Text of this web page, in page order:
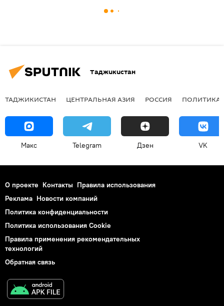
Таджикистан
ТАДЖИКИСТАН ЦЕНТРАЛЬНАЯ АЗИЯ РОССИЯ ПОЛИТИКА
Макс Telegram Дзен VK
О проекте Контакты Правила использования
Реклама Новости компаний
Политика конфиденциальности
Политика использования Cookie
Правила применения рекомендательных
технологий
Обратная связь